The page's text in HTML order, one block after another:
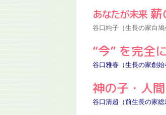
あなたが未来薪
谷口純子（生長の家白鳩
“今” を完全
谷口雅春（生長の家創始
神の子・人間
谷口清超（前生長の家総